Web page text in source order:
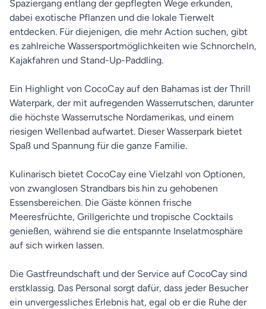
Spaziergang entlang der gepflegten Wege erkunden,
dabei exotische Pflanzen und die lokale Tierwelt
entdecken. Für diejenigen, die mehr Action suchen, gibt
es zahlreiche Wassersportmöglichkeiten wie Schnorcheln,
Kajakfahren und Stand-Up-Paddling.
Ein Highlight von CocoCay auf den Bahamas ist der Thrill
Waterpark, der mit aufregenden Wasserrutschen, darunter
die höchste Wasserrutsche Nordamerikas, und einem
riesigen Wellenbad aufwartet. Dieser Wasserpark bietet
Spaß und Spannung für die ganze Familie.
Kulinarisch bietet CocoCay eine Vielzahl von Optionen,
von zwanglosen Strandbars bis hin zu gehobenen
Essensbereichen. Die Gäste können frische
Meeresfrüchte, Grillgerichte und tropische Cocktails
genießen, während sie die entspannte Inselatmosphäre
auf sich wirken lassen.
Die Gastfreundschaft und der Service auf CocoCay sind
erstklassig. Das Personal sorgt dafür, dass jeder Besucher
ein unvergessliches Erlebnis hat, egal ob er die Ruhe der